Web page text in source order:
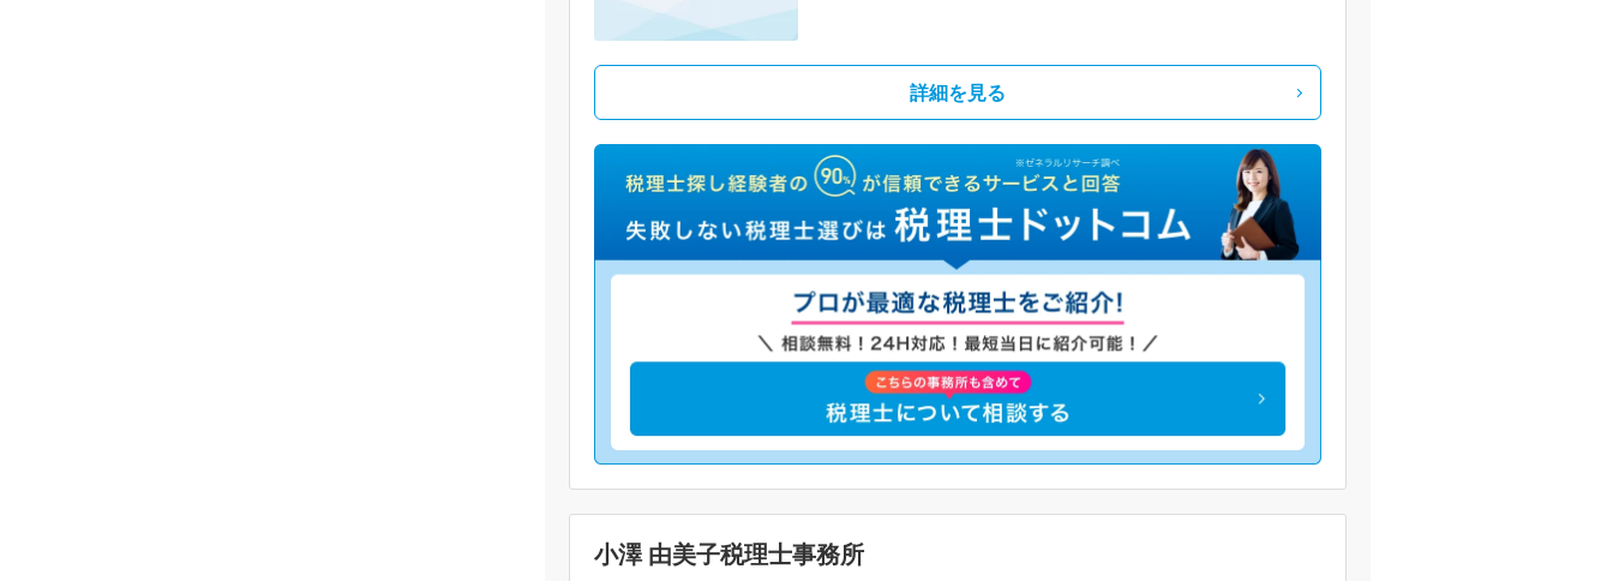
詳細を見る
小澤 由美子税理士事務所